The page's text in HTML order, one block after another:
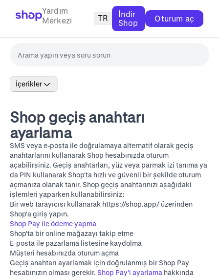
Yardım
Merkezi
TR
İndir
Shop
Oturum aç
İçerikler
Shop geçiş anahtarı
ayarlama
SMS veya e-posta ile doğrulamaya alternatif olarak geçiş
anahtarlarını kullanarak Shop hesabınızda oturum
açabilirsiniz. Geçiş anahtarları, yüz veya parmak izi tanıma ya
da PIN kullanarak Shop'ta hızlı ve güvenli bir şekilde oturum
açmanıza olanak tanır. Shop geçiş anahtarınızı aşağıdaki
işlemleri yaparken kullanabilirsiniz:
Bir web tarayıcısı kullanarak https://shop.app/ üzerinden
Shop'a giriş yapın.
Shop Pay ile ödeme yapma
Shop'ta bir online mağazayı takip etme
E-posta ile pazarlama listesine kaydolma
Müşteri hesabınızda oturum açma
Geçiş anahtarı ayarlamak için doğrulanmış bir Shop Pay
hesabınızın olması gerekir. Shop Pay'i ayarlama hakkında